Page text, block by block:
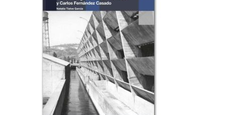
be
chosen
on
the
product
page